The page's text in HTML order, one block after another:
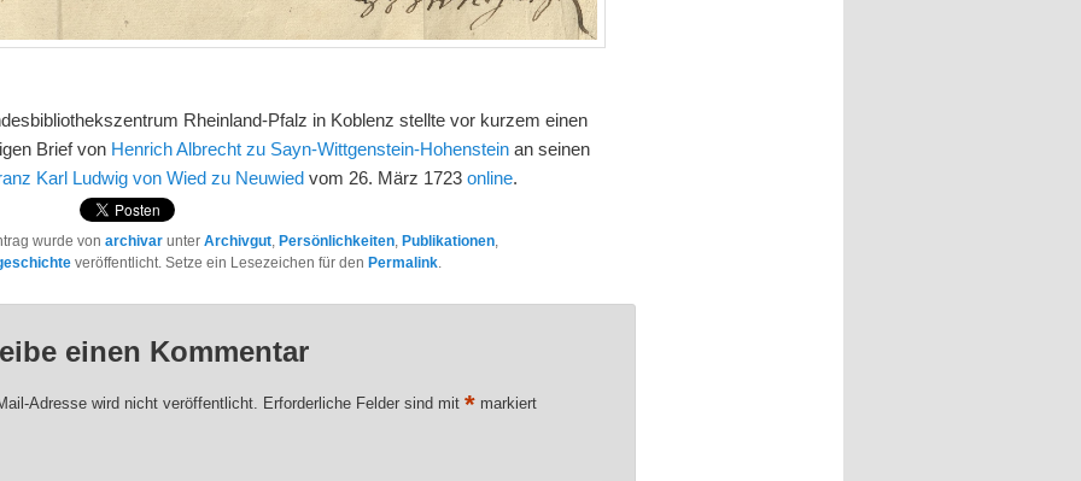
Rheinland-Pfalz in Koblenz stellte vor kurzem einen
Brief von Henrich Albrecht zu Sayn-Wittgenstein-Hohenstein an seinen
Karl Ludwig von Wied zu Neuwied vom 26. März 1723online.
wurde vonarchivar unterArchivgut, Persönlichkeiten, Publikationen,
veröffentlicht. Setze ein Lesezeichen für den Permalink.
einen Kommentar
Adresse wird nicht veröffentlicht. Erforderliche Felder sind mit* markiert